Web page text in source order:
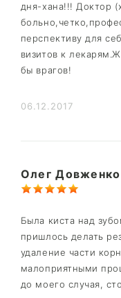
дня-хана!!! Доктор
перспективу для
визитов к
бы врагов!
06.12.2017
Олег Довженко
Была киста над
пришлось делать
удаление части
малоприятными
до моего случая,